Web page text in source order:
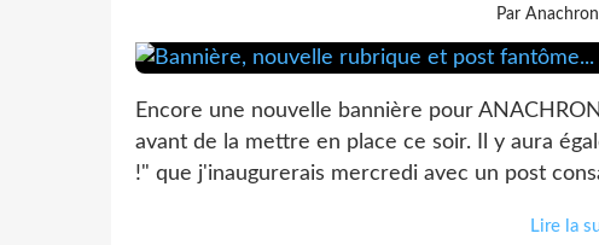
Par
Encore une nouvelle bannière pour
avant de la mettre en place ce soir. Il y aura
!" que j'inaugurerais mercredi avec un post
Lire la